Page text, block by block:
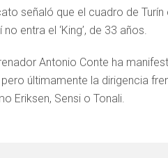
señaló que el cuadro de
entra el ‘King’, de 33 años.
Antonio Conte ha
últimamente la dirigencia
Eriksen, Sensi o Tonali.